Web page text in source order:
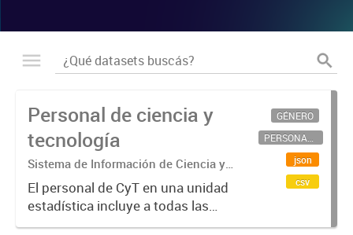
Personal de ciencia y
tecnología
Sistema de Información de Ciencia y
Tecnología Argentino (SICYTAR)
El personal de CyT en una unidad
estadística incluye a todas las
personas involucradas
GÉNERO
PERSONAL CIENTÍFICO-TECNOLÓGICO
json
csv